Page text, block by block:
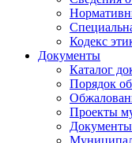
Кодекс
Документы
Каталог
Порядок
Проекты
Документы